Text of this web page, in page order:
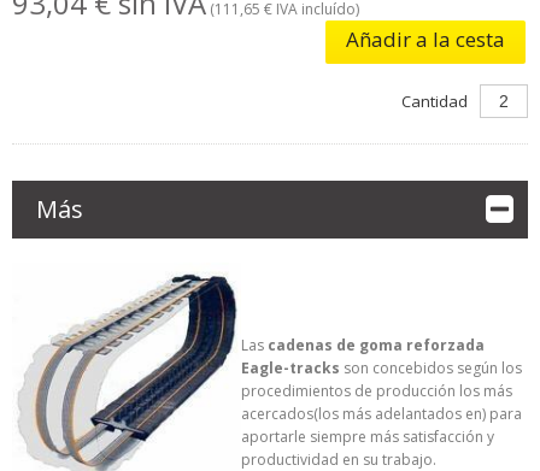
(111,65 € IVA incluído)
Añadir a la cesta
Cantidad
Más
Las cadenas de goma reforzada
Eagle-tracks son concebidos según los
procedimientos de producción los más
acercados(los más adelantados en) para
aportarle siempre más satisfacción y
productividad en su trabajo.